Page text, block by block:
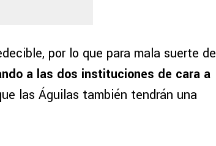
por lo que para mala suerte de
a las dos instituciones de cara a
las Águilas también tendrán una